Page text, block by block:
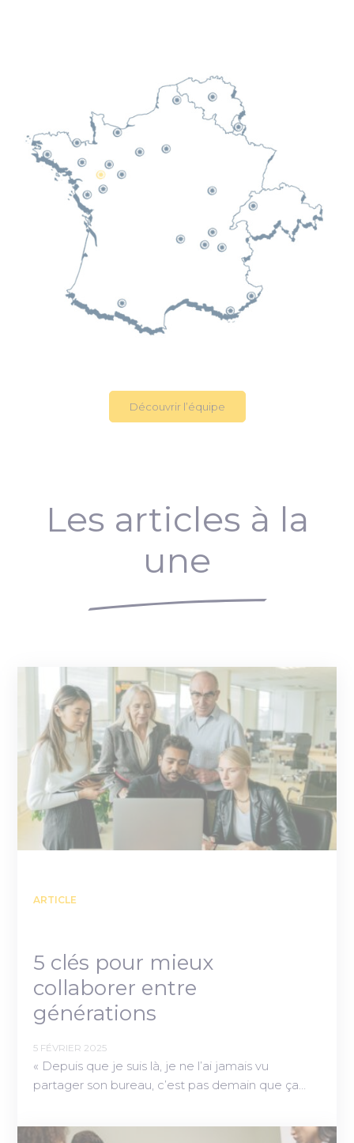
Découvrir l’équipe
Les articles à la
une
ARTICLE
5 clés pour mieux
collaborer entre
générations
5 FÉVRIER 2025
« Depuis que je suis là, je ne l’ai jamais vu
partager son bureau, c’est pas demain que ça…